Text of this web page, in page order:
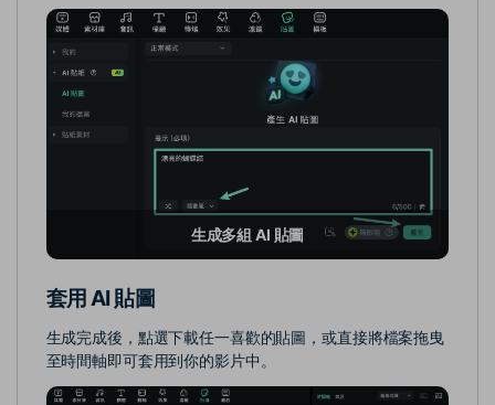
生成多組 AI 貼圖
套用 AI 貼圖
生成完成後，點選下載任一喜歡的貼圖，或直接將檔案拖曳
至時間軸即可套用到你的影片中。